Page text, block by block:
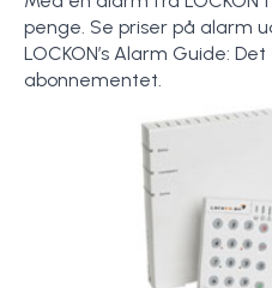
penge. Se priser på alarm
LOCKON’s Alarm Guide:
abonnementet.